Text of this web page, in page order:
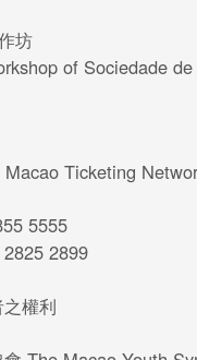
坊
of Sociedade
Ticketing
5555
2899
權利